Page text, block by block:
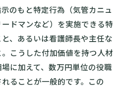
のもと特定行為（気管カニュ
ドマンなど）を実施できる特
、あるいは看護師長や主任な
こうした付加価値を持つ人材
に加えて、数万円単位の役職
ることが一般的です。この